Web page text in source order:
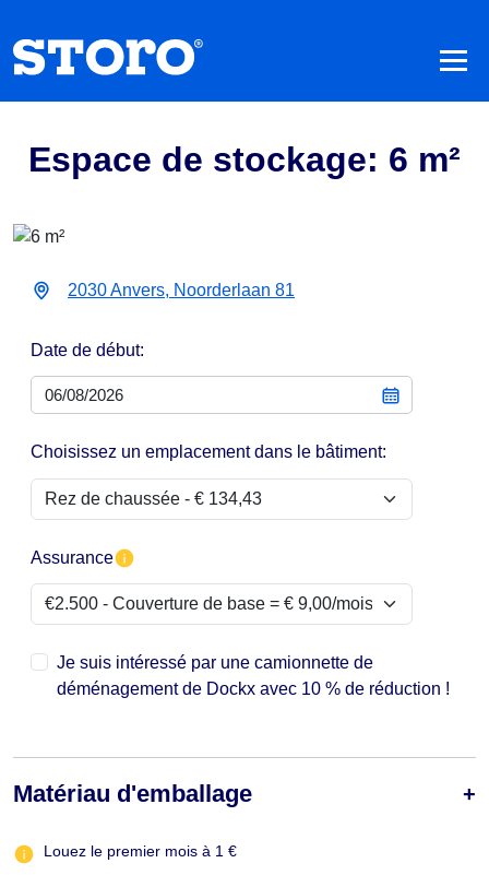
Espace de stockage: 6 m²
2030 Anvers, Noorderlaan 81
Date de début:
Choisissez un emplacement dans le bâtiment:
Assurance
Je suis intéressé par une camionnette de
déménagement de Dockx avec 10 % de réduction !
Matériau d'emballage
Louez le premier mois à 1 €